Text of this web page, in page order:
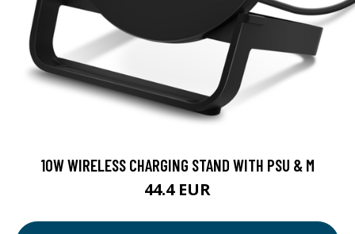
10W WIRELESS CHARGING STAND WITH PSU & M
44.4 EUR